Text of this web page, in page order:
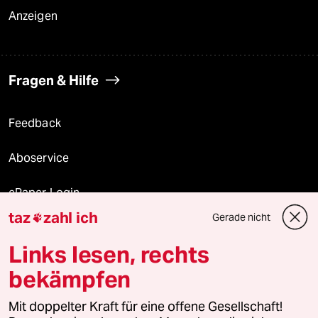
Anzeigen
Fragen & Hilfe
Feedback
Aboservice
ePaper Login
Downloads für Abonnierende
© 2026 taz Verlags und Vertriebs GmbH
Alle Rechte vorbehalten. Bei rechtlichen Fragen oder für Genehmigungen
wenden Sie sich bitte an
lizenzen@taz.de
taz zahl ich Gerade nicht
Links lesen, rechts
bekämpfen
Mit doppelter Kraft für eine offene Gesellschaft!